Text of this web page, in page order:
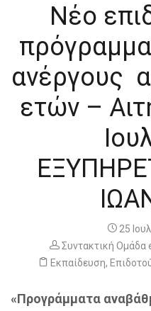
Νέo
ανέργους
ετών –
25
Συντακτική
Εκπαίδευση,
«Προγράμματα